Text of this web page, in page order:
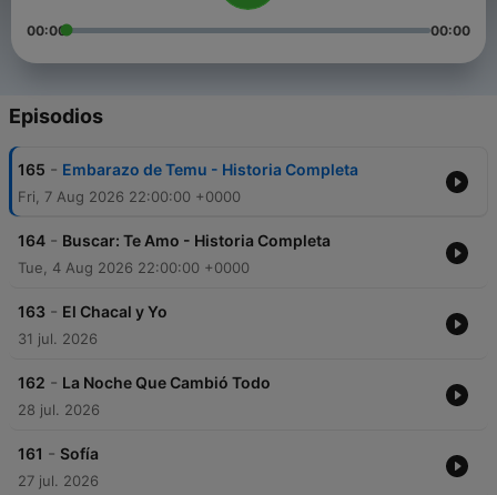
00:00 00:00
Episodios
165 - Embarazo de Temu - Historia Completa
Fri, 7 Aug 2026 22:00:00 +0000
164 - Buscar: Te Amo - Historia Completa
Tue, 4 Aug 2026 22:00:00 +0000
163 - El Chacal y Yo
31 jul. 2026
162 - La Noche Que Cambió Todo
28 jul. 2026
161 - Sofía
27 jul. 2026